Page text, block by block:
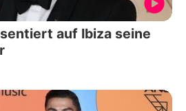
auf Ibiza seine